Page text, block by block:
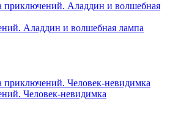
Аладдин и волшебная лампа
Человек-невидимка